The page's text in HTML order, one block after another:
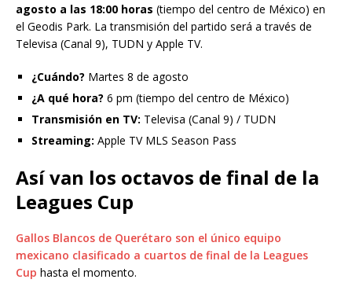
agosto a las 18:00 horas (tiempo del centro de México) en
el Geodis Park. La transmisión del partido será a través de
Televisa (Canal 9), TUDN y Apple TV.
¿Cuándo? Martes 8 de agosto
¿A qué hora? 6 pm (tiempo del centro de México)
Transmisión en TV: Televisa (Canal 9) / TUDN
Streaming: Apple TV MLS Season Pass
Así van los octavos de final de la
Leagues Cup
Gallos Blancos de Querétaro son el único equipo
mexicano clasificado a cuartos de final de la Leagues
Cup hasta el momento.